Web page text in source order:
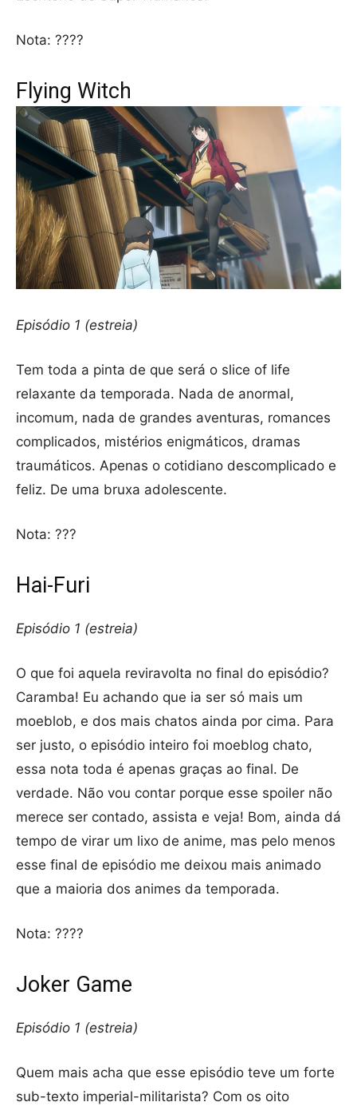
Nota: ????
Flying Witch
Episódio 1 (estreia)
Tem toda a pinta de que será o slice of life
relaxante da temporada. Nada de anormal,
incomum, nada de grandes aventuras, romances
complicados, mistérios enigmáticos, dramas
traumáticos. Apenas o cotidiano descomplicado e
feliz. De uma bruxa adolescente.
Nota: ???
Hai-Furi
Episódio 1 (estreia)
O que foi aquela reviravolta no final do episódio?
Caramba! Eu achando que ia ser só mais um
moeblob, e dos mais chatos ainda por cima. Para
ser justo, o episódio inteiro foi moeblog chato,
essa nota toda é apenas graças ao final. De
verdade. Não vou contar porque esse spoiler não
merece ser contado, assista e veja! Bom, ainda dá
tempo de virar um lixo de anime, mas pelo menos
esse final de episódio me deixou mais animado
que a maioria dos animes da temporada.
Nota: ????
Joker Game
Episódio 1 (estreia)
Quem mais acha que esse episódio teve um forte
sub-texto imperial-militarista? Com os oito